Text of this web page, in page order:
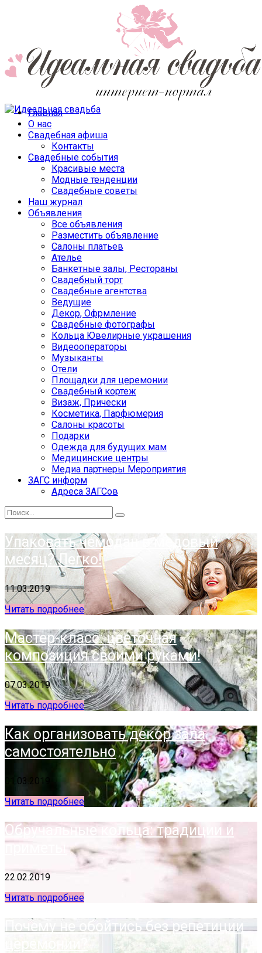
Главная
О нас
Свадебная афиша
Контакты
Свадебные события
Красивые места
Модные тенденции
Свадебные советы
Наш журнал
Объявления
Все объявления
Разместить объявление
Салоны платьев
Ателье
Банкетные залы, Рестораны
Свадебный торт
Свадебные агентства
Ведущие
Декор, Офрмление
Свадебные фотографы
Кольца Ювелирные украшения
Видеооператоры
Музыканты
Отели
Площадки для церемонии
Свадебный кортеж
Визаж, Прически
Косметика, Парфюмерия
Салоны красоты
Подарки
Одежда для будущих мам
Медицинские центры
Медиа партнеры Мероприятия
ЗАГС информ
Адреса ЗАГСов
Упаковать чемодан в медовый
месяц? Легко!
11.03.2019
Читать подробнее
Мастер-класс: цветочная
композиция своими руками!
07.03.2019
Читать подробнее
Как организовать декор зала
самостоятельно
01.03.2019
Читать подробнее
Обручальные кольца: традиции и
приметы
22.02.2019
Читать подробнее
Почему не обойтись без репетиции
церемонии?